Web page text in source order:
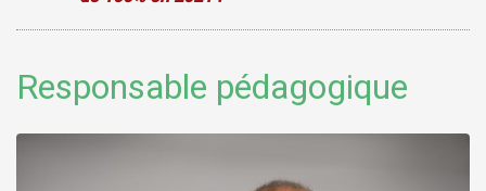
Responsable pédagogique